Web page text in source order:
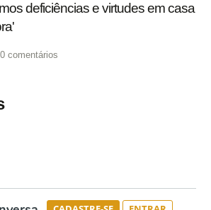
deficiências e virtudes em casa
0 comentários